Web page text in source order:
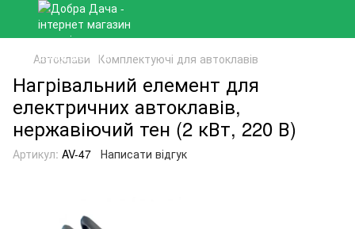
Автоклави Комплектуючі для автоклавів
Нагрівальний елемент для
електричних автоклавів,
нержавіючий тен (2 кВт, 220 В)
Артикул: AV-47 Написати відгук